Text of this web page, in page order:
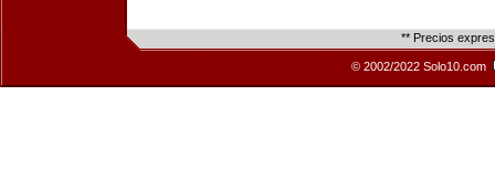
** Precios
© 2002/2022 Solo10.com